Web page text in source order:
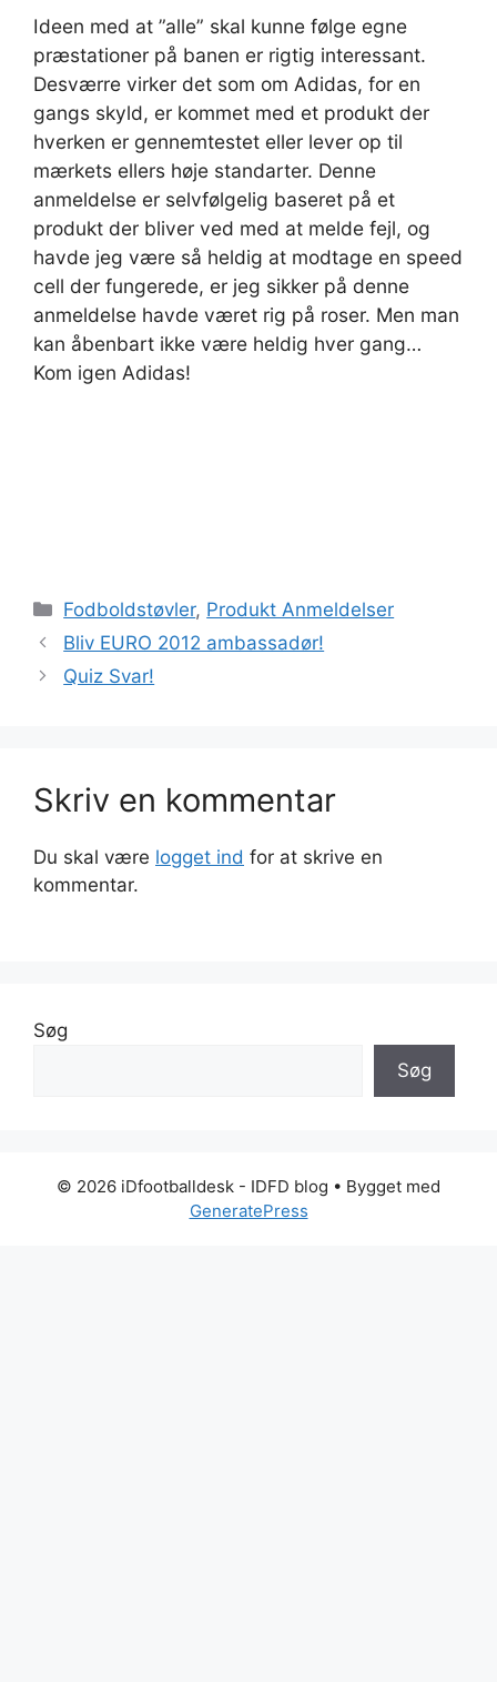
Ideen med at ”alle” skal kunne følge egne
præstationer på banen er rigtig interessant.
Desværre virker det som om Adidas, for en
gangs skyld, er kommet med et produkt der
hverken er gennemtestet eller lever op til
mærkets ellers høje standarter. Denne
anmeldelse er selvfølgelig baseret på et
produkt der bliver ved med at melde fejl, og
havde jeg være så heldig at modtage en speed
cell der fungerede, er jeg sikker på denne
anmeldelse havde været rig på roser. Men man
kan åbenbart ikke være heldig hver gang…
Kom igen Adidas!
Kategorier
Fodboldstøvler, Produkt Anmeldelser
Bliv EURO 2012 ambassadør!
Quiz Svar!
Skriv en kommentar
Du skal være logget ind for at skrive en
kommentar.
Søg
Søg
© 2026 iDfootballdesk - IDFD blog • Bygget med
GeneratePress